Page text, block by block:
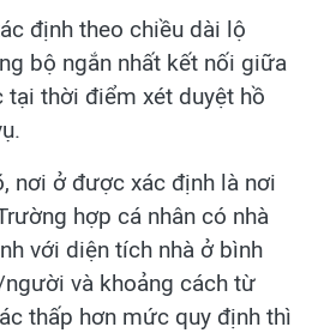
định theo chiều dài lộ
bộ ngắn nhất kết nối giữa
tại thời điểm xét duyệt hồ
nơi ở được xác định là nơi
hợp cá nhân có nhà
với diện tích nhà ở bình
và khoảng cách từ
thấp hơn mức quy định thì